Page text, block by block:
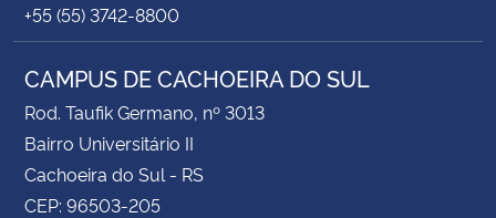
+55 (55) 3742-8800
CAMPUS DE CACHOEIRA DO SUL
Rod. Taufik Germano, nº 3013
Bairro Universitário II
Cachoeira do Sul - RS
CEP: 96503-205